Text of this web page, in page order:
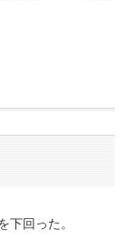
下回った。